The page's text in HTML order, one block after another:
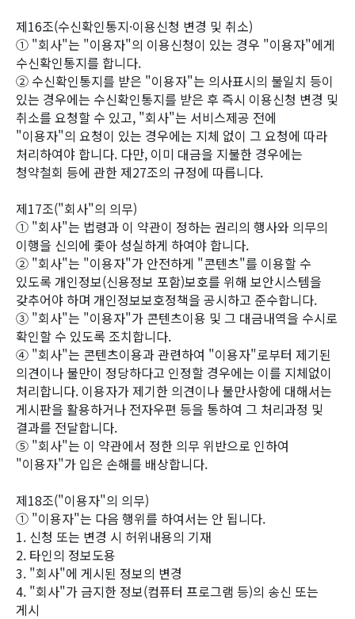
제16조(수신확인통지·이용신청 변경 및 취소)
① "회사"는 "이용자"의 이용신청이 있는 경우 "이용자"에게
수신확인통지를 합니다.
② 수신확인통지를 받은 "이용자"는 의사표시의 불일치 등이
있는 경우에는 수신확인통지를 받은 후 즉시 이용신청 변경 및
취소를 요청할 수 있고, "회사"는 서비스제공 전에
"이용자"의 요청이 있는 경우에는 지체 없이 그 요청에 따라
처리하여야 합니다. 다만, 이미 대금을 지불한 경우에는
청약철회 등에 관한 제27조의 규정에 따릅니다.
제17조("회사"의 의무)
① "회사"는 법령과 이 약관이 정하는 권리의 행사와 의무의
이행을 신의에 좇아 성실하게 하여야 합니다.
② "회사"는 "이용자"가 안전하게 "콘텐츠"를 이용할 수
있도록 개인정보(신용정보 포함)보호를 위해 보안시스템을
갖추어야 하며 개인정보보호정책을 공시하고 준수합니다.
③ "회사"는 "이용자"가 콘텐츠이용 및 그 대금내역을 수시로
확인할 수 있도록 조치합니다.
④ "회사"는 콘텐츠이용과 관련하여 "이용자"로부터 제기된
의견이나 불만이 정당하다고 인정할 경우에는 이를 지체없이
처리합니다. 이용자가 제기한 의견이나 불만사항에 대해서는
게시판을 활용하거나 전자우편 등을 통하여 그 처리과정 및
결과를 전달합니다.
⑤ "회사"는 이 약관에서 정한 의무 위반으로 인하여
"이용자"가 입은 손해를 배상합니다.
제18조("이용자"의 의무)
① "이용자"는 다음 행위를 하여서는 안 됩니다.
1. 신청 또는 변경 시 허위내용의 기재
2. 타인의 정보도용
3. "회사"에 게시된 정보의 변경
4. "회사"가 금지한 정보(컴퓨터 프로그램 등)의 송신 또는
게시